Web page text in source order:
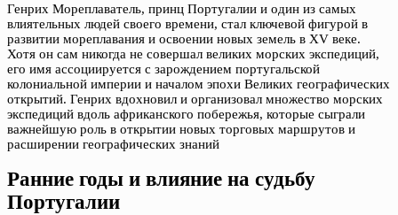
Генрих Мореплаватель, принц Португалии и один из самых
влиятельных людей своего времени, стал ключевой фигурой в
развитии мореплавания и освоении новых земель в XV веке.
Хотя он сам никогда не совершал великих морских экспедиций,
его имя ассоциируется с зарождением португальской
колониальной империи и началом эпохи Великих географических
открытий. Генрих вдохновил и организовал множество морских
экспедиций вдоль африканского побережья, которые сыграли
важнейшую роль в открытии новых торговых маршрутов и
расширении географических знаний
Ранние годы и влияние на судьбу
Португалии